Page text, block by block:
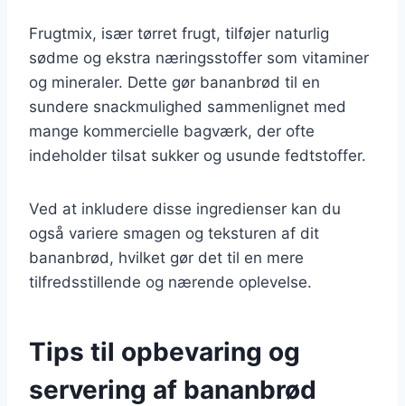
Frugtmix, især tørret frugt, tilføjer naturlig
sødme og ekstra næringsstoffer som vitaminer
og mineraler. Dette gør bananbrød til en
sundere snackmulighed sammenlignet med
mange kommercielle bagværk, der ofte
indeholder tilsat sukker og usunde fedtstoffer.
Ved at inkludere disse ingredienser kan du
også variere smagen og teksturen af dit
bananbrød, hvilket gør det til en mere
tilfredsstillende og nærende oplevelse.
Tips til opbevaring og
servering af bananbrød